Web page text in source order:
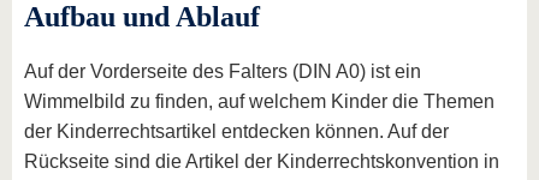
Aufbau und Ablauf
Auf der Vorderseite des Falters (DIN A0) ist ein
Wimmelbild zu finden, auf welchem Kinder die Themen
der Kinderrechtsartikel entdecken können. Auf der
Rückseite sind die Artikel der Kinderrechtskonvention in